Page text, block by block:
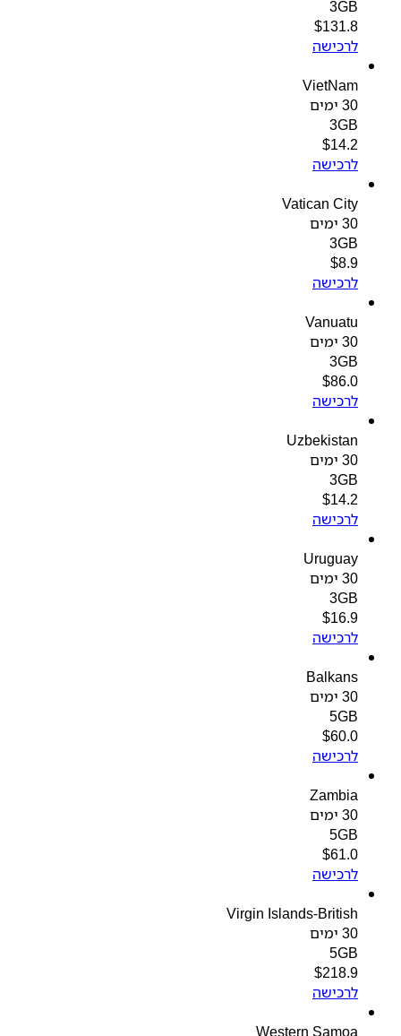
3GB
$131.8
לרכישה
VietNam
3GB
$14.2
לרכישה
Vatican City
3GB
$
לרכישה
Vanuatu
3GB
$86.0
לרכישה
Uzbekistan
3GB
$14.2
לרכישה
Uruguay
3GB
$16.9
לרכישה
Balkans
5GB
$60.0
לרכישה
Zambia
5GB
$61.0
לרכישה
Virgin Islands-British
5GB
$218.9
לרכישה
Western Samoa